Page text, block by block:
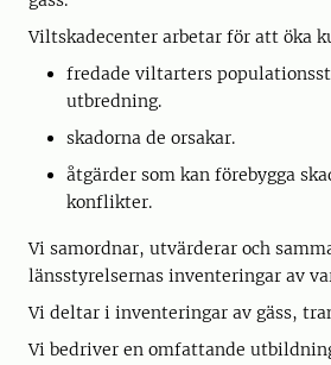
Viltskadecenter arbetar för att öka
fredade viltarters
utbredning.
skadorna de orsakar.
åtgärder som kan förebygga
konflikter.
Vi samordnar, utvärderar och
länsstyrelsernas inventeringar av
Vi deltar i inventeringar av gäss,
Vi bedriver en omfattande